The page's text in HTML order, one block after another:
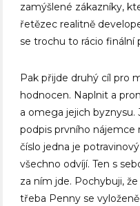
zamýšlené zákazníky,
řetězec realitně
se trochu to rácio finální
Pak přijde druhý cíl pro
hodnocen. Naplnit a
a omega jejich byznysu.
podpis prvního nájemce
číslo jedna je
všechno odvíjí. Ten s
za ním jde. Pochybuji,
třeba Penny se vyloženě